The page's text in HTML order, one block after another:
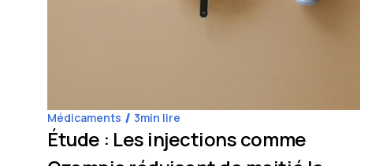
Médicaments 3min lire
Étude : Les injections comme